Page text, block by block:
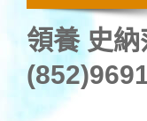
領養 史